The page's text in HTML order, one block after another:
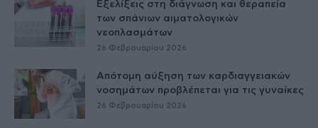
Εξελίξεις στη διάγνωση και θεραπεία
των σπάνιων αιματολογικών
νεοπλασμάτων
26 Φεβρουαρίου 2026
Απότομη αύξηση των καρδιαγγειακών
νοσημάτων προβλέπεται για τις γυναίκες
26 Φεβρουαρίου 2026